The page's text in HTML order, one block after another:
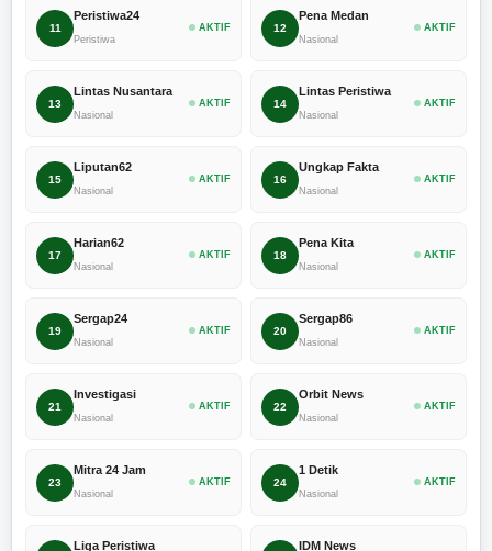
11
Peristiwa24
Peristiwa
AKTIF 12
Pena Medan
Nasional
AKTIF
13
Lintas Nusantara
Nasional
AKTIF 14
Lintas Peristiwa
Nasional
AKTIF
15
Liputan62
Nasional
AKTIF 16
Ungkap Fakta
Nasional
AKTIF
17
Harian62
Nasional
AKTIF 18
Pena Kita
Nasional
AKTIF
19
Sergap24
Nasional
AKTIF 20
Sergap86
Nasional
AKTIF
21
Investigasi
Nasional
AKTIF 22
Orbit News
Nasional
AKTIF
23
Mitra 24 Jam
Nasional
AKTIF 24
1 Detik
Nasional
AKTIF
Liga Peristiwa IDM News